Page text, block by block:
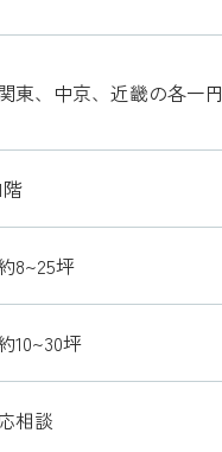
関東、中京、近畿の各一円
階
8~25坪
10~30坪
相談